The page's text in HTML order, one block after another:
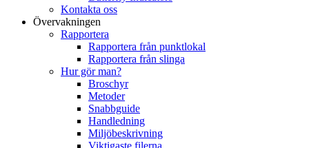
Kontakta oss
Övervakningen
Rapportera
Rapportera från punktlokal
Rapportera från slinga
Hur gör man?
Broschyr
Metoder
Snabbguide
Handledning
Miljöbeskrivning
Viktigaste filerna